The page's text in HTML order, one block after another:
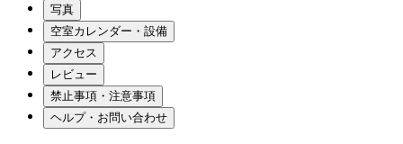
写真
空室カレンダー・設備
アクセス
レビュー
禁止事項・注意事項
ヘルプ・お問い合わせ